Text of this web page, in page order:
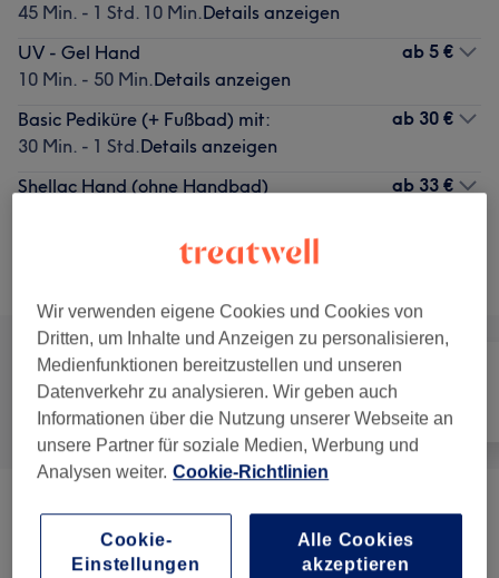
45 Min. - 1 Std. 10 Min.Details anzeigen
UV - Gel Hand
10 Min. - 50 Min.Details anzeigen
ab 5 €
Basic Pediküre (+ Fußbad) mit:
30 Min. - 1 Std.Details anzeigen
ab 30 €
Shellac Hand (ohne Handbad)
ab 33 €
Alle
MÄRZ SPECIAL (1) ab 59 €
COMBOS (4) ab 38 €
Wir verwenden eigene Cookies und Cookies von
Dritten, um Inhalte und Anzeigen zu personalisieren,
Medienfunktionen bereitzustellen und unseren
Datenverkehr zu analysieren. Wir geben auch
Informationen über die Nutzung unserer Webseite an
unsere Partner für soziale Medien, Werbung und
Analysen weiter. Cookie-Richtlinien
Cookie-
Einstellungen
Alle Cookies
akzeptieren